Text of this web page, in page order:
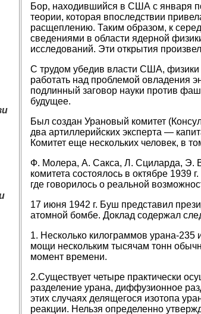
Бор, находившийся в США с января
теории, которая впоследствии
расщеплению. Таким образом, к
сведениями в области ядерной
исследований. Эти открытия
С трудом убедив власти США, физики
работать над проблемой овладения
подлинный заговор науки против
будущее.
Был создан Урановый комитет
два артиллерийских эксперта —
Комитет еще нескольких человек, в
Ф. Молера, А. Сакса, Л. Сциларда, Э.
комитета состоялось в октябре 1939
где говорилось о реальной
17 июня 1942 г. Буш представил
атомной бомбе. Доклад содержал
1. Несколько килограммов урана-235
мощи нескольким тысячам тонн
момент времени.
2.Существует четыре практически
разделение урана, диффузионное
этих случаях делящегося изотопа
реакции. Нельзя определенно